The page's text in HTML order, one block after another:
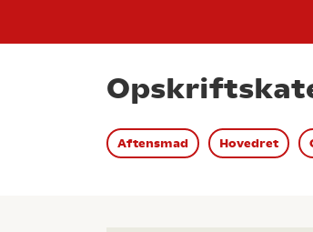
Aftensmad Hovedret